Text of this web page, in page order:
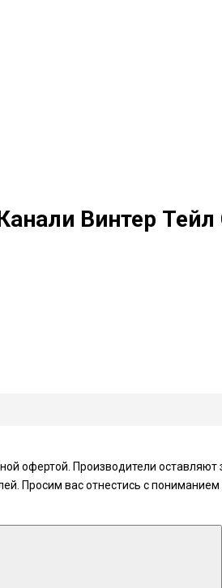
Винтер
офертой. Производители
Просим вас отнестись с